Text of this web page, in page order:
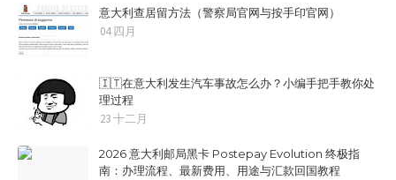
意大利查居留方法（警察局官网与按手印官网）
04 四月
🇮🇹在意大利发生汽车事故怎么办？小编手把手教你处
理过程
23 十二月
2026 意大利邮局黑卡 Postepay Evolution 终极指
南：办理流程、最新费用、用途与汇款回国教程